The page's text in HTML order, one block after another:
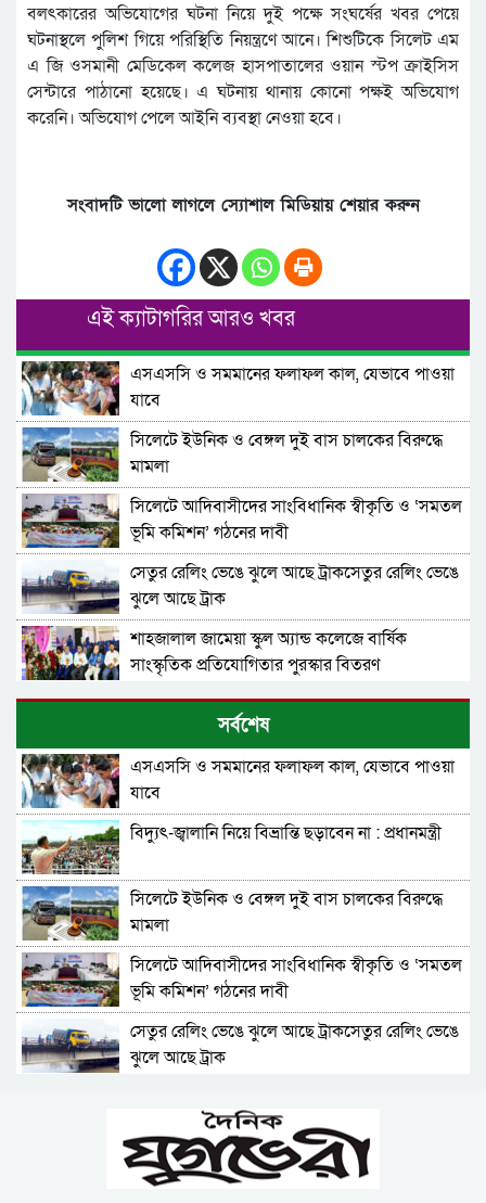
বলৎকারের অভিযোগের ঘটনা নিয়ে দুই পক্ষে সংঘর্ষের খবর পেয়ে
ঘটনাস্থলে পুলিশ গিয়ে পরিস্থিতি নিয়ন্ত্রণে আনে। শিশুটিকে সিলেট এম
এ জি ওসমানী মেডিকেল কলেজ হাসপাতালের ওয়ান স্টপ ক্রাইসিস
সেন্টারে পাঠানো হয়েছে। এ ঘটনায় থানায় কোনো পক্ষই অভিযোগ
করেনি। অভিযোগ পেলে আইনি ব্যবস্থা নেওয়া হবে।
সংবাদটি ভালো লাগলে স্যোশাল মিডিয়ায় শেয়ার করুন
এই ক্যাটাগরির আরও খবর
এসএসসি ও সমমানের ফলাফল কাল, যেভাবে পাওয়া
যাবে
সিলেটে ইউনিক ও বেঙ্গল দুই বাস চালকের বিরুদ্ধে
মামলা
সিলেটে আদিবাসীদের সাংবিধানিক স্বীকৃতি ও ‘সমতল
ভূমি কমিশন’ গঠনের দাবী
সেতুর রেলিং ভেঙে ঝুলে আছে ট্রাকসেতুর রেলিং ভেঙে
ঝুলে আছে ট্রাক
শাহজালাল জামেয়া স্কুল অ্যান্ড কলেজে বার্ষিক
সাংস্কৃতিক প্রতিযোগিতার পুরস্কার বিতরণ
কুলাউড়া সীমান্তে ভারতের অভ্যন্তরে বিএসএফের
গুলিতে বাংলাদেশি নিহত
সাংবাদিক দুলাল হোসেনের বাসায় চুরি, ৪ দিনেও
মালামাল উদ্ধার করতে পারেনি পুলিশ
দুর্ঘটনায় নিহত প্রিতম দাসের বোনের লেখাপড়ার দায়িত্ব
সিলেট মহানগর বিএনপি সভাপতি নাসিম হোসাইনের
আনুষ্ঠানিকভাবে দায়িত্ব গ্রহণ
ইউনিক ও বেঙ্গল পরিবহনের সেই দুই বাসের
রেজিস্ট্রেশন বাতিল, মালিক-চালককে হাজিরের নির্দেশ
সিলেট-আখাউড়া রেলপথ ডুয়েলগেজ ডাবল লাইন
করার দাবি সিলেট বিভাগ গণদাবি পরিষদের
এবং ঐক্যের রাজনীতি’ শীর্ষক আলোচনা
হৃদয়ে জকিগঞ্জ সিলেটের ৫ম প্রতিষ্ঠাবার্ষিকী অনুষ্ঠিত
সর্বশেষ
এসএসসি ও সমমানের ফলাফল কাল, যেভাবে পাওয়া
যাবে
বিদ্যুৎ-জ্বালানি নিয়ে বিভ্রান্তি ছড়াবেন না : প্রধানমন্ত্রী
সিলেটে ইউনিক ও বেঙ্গল দুই বাস চালকের বিরুদ্ধে
মামলা
সিলেটে আদিবাসীদের সাংবিধানিক স্বীকৃতি ও ‘সমতল
ভূমি কমিশন’ গঠনের দাবী
সেতুর রেলিং ভেঙে ঝুলে আছে ট্রাকসেতুর রেলিং ভেঙে
ঝুলে আছে ট্রাক
সাংস্কৃতিক প্রতিযোগিতার পুরস্কার বিতরণ
অধিকাংশই নারী ও শিশু-গাজায় একটি ভবনের
ধ্বংসস্তূপে ১৯ মরদেহ